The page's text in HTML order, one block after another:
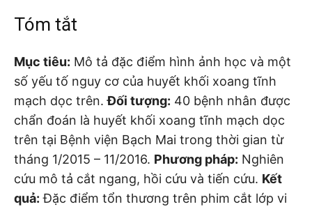
Tóm tắt
Mục tiêu: Mô tả đặc điểm hình ảnh học và một
số yếu tố nguy cơ của huyết khối xoang tĩnh
mạch dọc trên.Đối tượng: 40 bệnh nhân được
chẩn đoán là huyết khối xoang tĩnh mạch dọc
trên tại Bệnh viện Bạch Mai trong thời gian từ
tháng 1/2015 – 11/2016. Phương pháp: Nghiên
cứu mô tả cắt ngang, hồi cứu và tiến cứu. Kết
quả: Đặc điểm tổn thương trên phim cắt lớp vi